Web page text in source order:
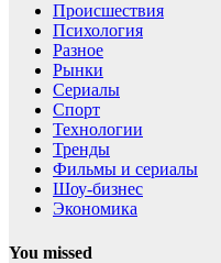
Происшествия
Психология
Разное
Рынки
Сериалы
Спорт
Технологии
Тренды
Фильмы и сериалы
Шоу-бизнес
Экономика
You missed